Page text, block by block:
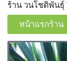
ร้าน วนโชติพันธุ์
หน้าแรกร้าน